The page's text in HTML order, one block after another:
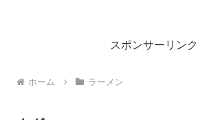
スポンサーリンク
ホーム ラーメン